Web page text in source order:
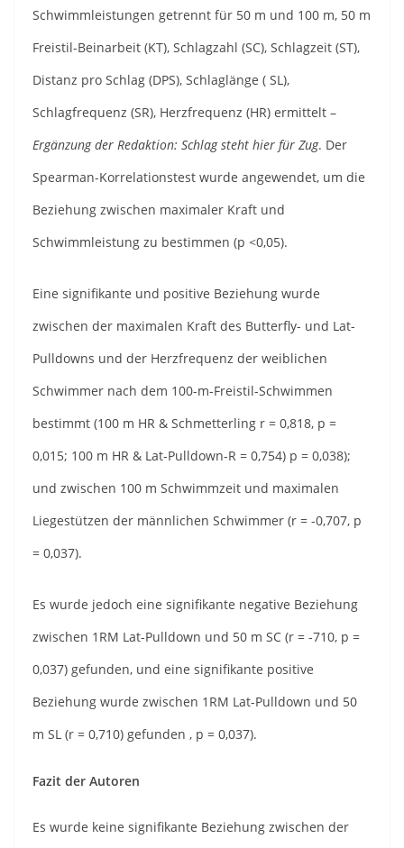
Schwimmleistungen getrennt für 50 m und 100 m, 50 m
Freistil-Beinarbeit (KT), Schlagzahl (SC), Schlagzeit (ST),
Distanz pro Schlag (DPS), Schlaglänge ( SL),
Schlagfrequenz (SR), Herzfrequenz (HR) ermittelt –
Ergänzung der Redaktion: Schlag steht hier für Zug. Der
Spearman-Korrelationstest wurde angewendet, um die
Beziehung zwischen maximaler Kraft und
Schwimmleistung zu bestimmen (p <0,05).
Eine signifikante und positive Beziehung wurde
zwischen der maximalen Kraft des Butterfly- und Lat-
Pulldowns und der Herzfrequenz der weiblichen
Schwimmer nach dem 100-m-Freistil-Schwimmen
bestimmt (100 m HR & Schmetterling r = 0,818, p =
0,015; 100 m HR & Lat-Pulldown-R = 0,754) p = 0,038);
und zwischen 100 m Schwimmzeit und maximalen
Liegestützen der männlichen Schwimmer (r = -0,707, p
= 0,037).
Es wurde jedoch eine signifikante negative Beziehung
zwischen 1RM Lat-Pulldown und 50 m SC (r = -710, p =
0,037) gefunden, und eine signifikante positive
Beziehung wurde zwischen 1RM Lat-Pulldown und 50
m SL (r = 0,710) gefunden , p = 0,037).
Fazit der Autoren
Es wurde keine signifikante Beziehung zwischen der